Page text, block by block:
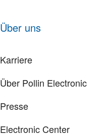
Über uns
Karriere
Über Pollin Electronic
Presse
Electronic Center